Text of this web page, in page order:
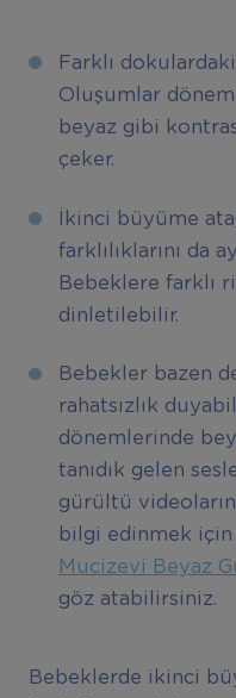
Farklı
Oluşumlar
beyaz gibi
çeker.
İkinci büyüme
farklılıklarını da
Bebeklere farklı
dinletilebilir.
Bebekler bazen
rahatsızlık
dönemlerinde
tanıdık gelen
gürültü
bilgi edinmek için
Mucizevi Beyaz
göz atabilirsiniz.
Bebeklerde ikinci